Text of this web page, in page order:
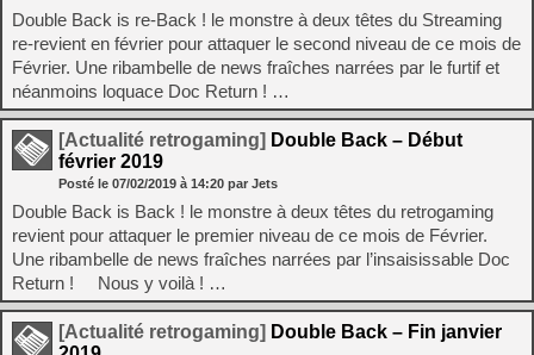
Double Back is re-Back ! le monstre à deux têtes du Streaming
re-revient en février pour attaquer le second niveau de ce mois de
Février. Une ribambelle de news fraîches narrées par le furtif et
néanmoins loquace Doc Return ! …
[Actualité retrogaming] Double Back – Début
février 2019
Posté le 07/02/2019 à 14:20 par Jets
Double Back is Back ! le monstre à deux têtes du retrogaming
revient pour attaquer le premier niveau de ce mois de Février.
Une ribambelle de news fraîches narrées par l’insaisissable Doc
Return ! Nous y voilà ! …
[Actualité retrogaming] Double Back – Fin janvier